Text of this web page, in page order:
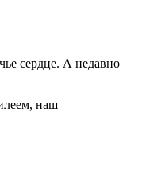
сердце. А недавно
наш